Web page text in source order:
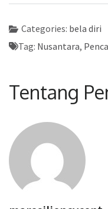
Categories: bela diri
Tag: Nusantara,
Tentang